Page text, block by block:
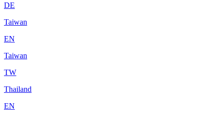
DE
Taiwan
EN
Taiwan
TW
Thailand
EN